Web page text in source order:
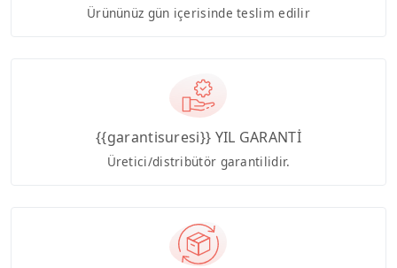
Ürününüz gün içerisinde teslim edilir
{{garantisuresi}} YIL GARANTİ
Üretici/distribütör garantilidir.